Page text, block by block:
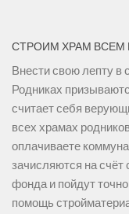
СТРОИМ ХРАМ
Внести свою лепту в
Родниках
считает себя
всех храмах
оплачиваете
зачисляются на счёт
фонда и пойдут
помощь